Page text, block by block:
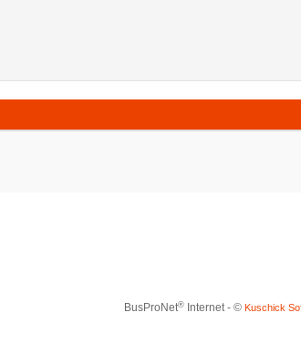
BusProNet® Internet - © Kuschick